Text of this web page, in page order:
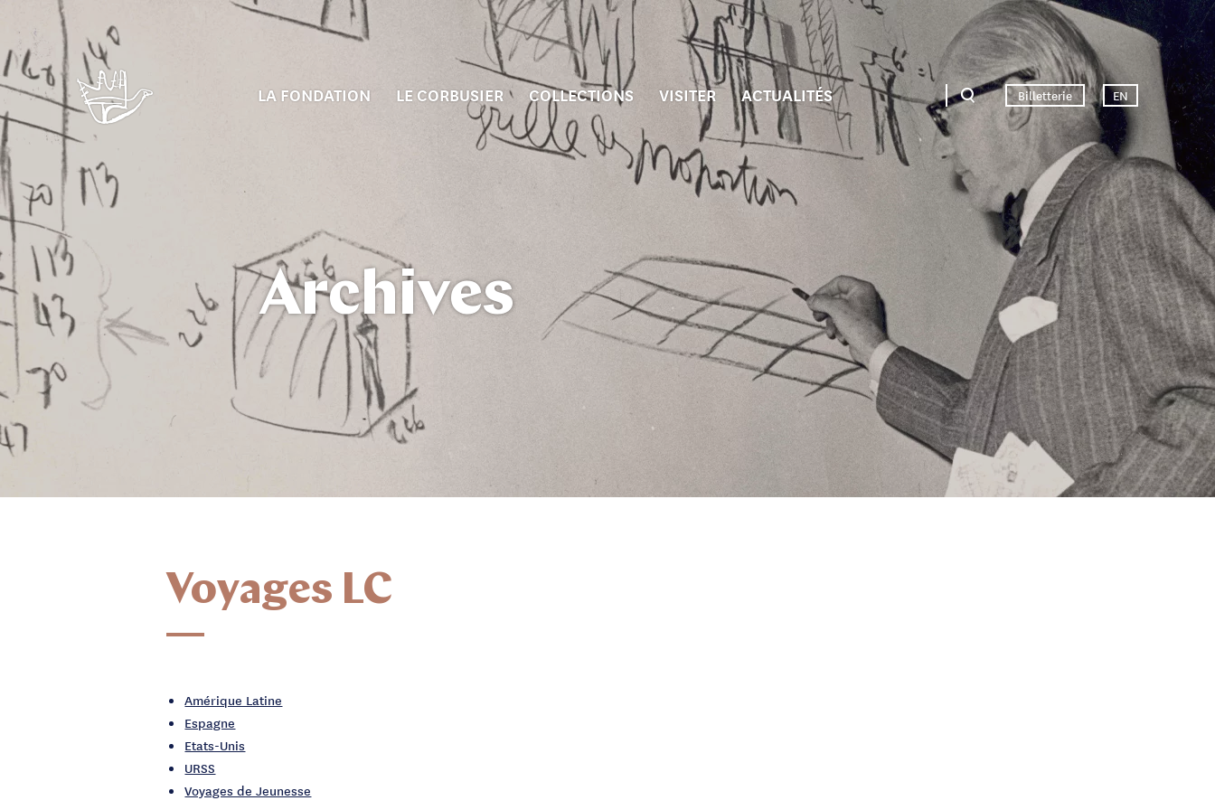
LA FONDATION LE CORBUSIER COLLECTIONS VISITER ACTUALITÉS Billetterie EN
Archives
Voyages LC
Amérique Latine
Espagne
Etats-Unis
URSS
Voyages de Jeunesse